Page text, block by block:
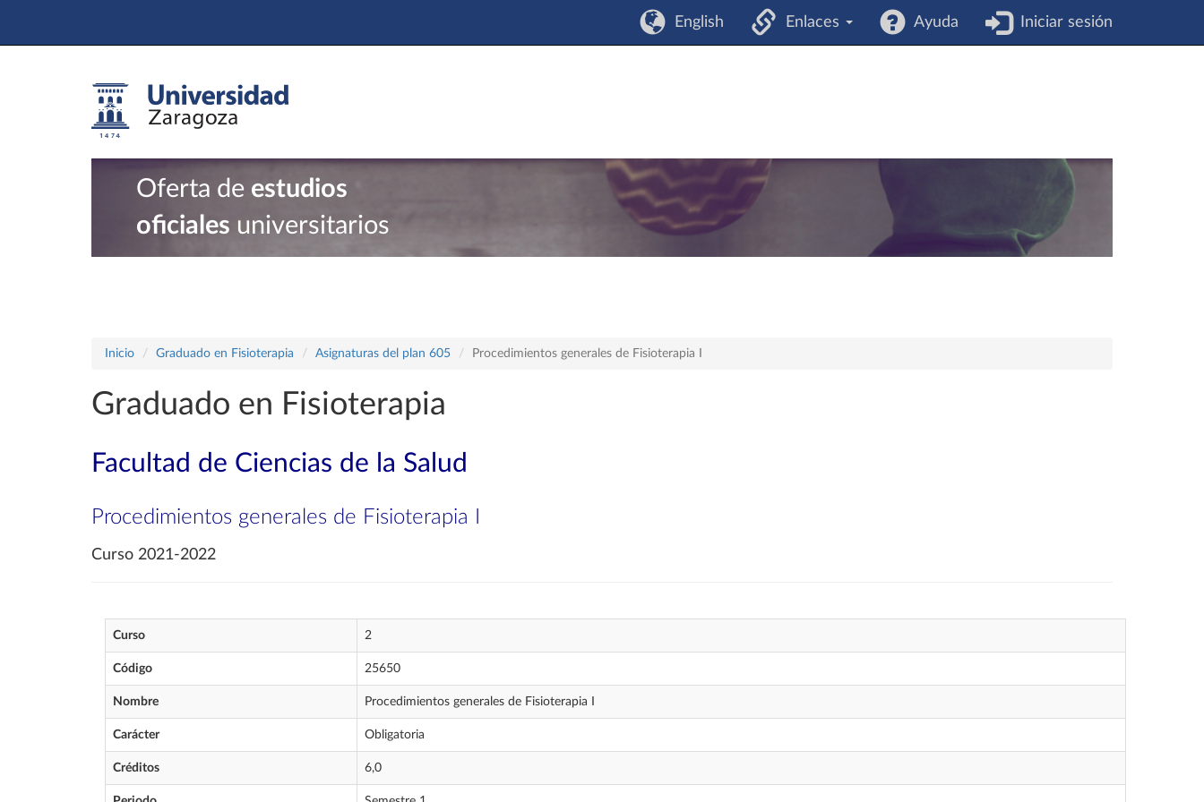
English Enlaces Ayuda Iniciar sesión
Oferta de estudios
oficiales universitarios
Inicio Graduado en Fisioterapia Asignaturas del plan 605 Procedimientos generales de Fisioterapia I
Graduado en Fisioterapia
Facultad de Ciencias de la Salud
Procedimientos generales de Fisioterapia I
Curso 2021-2022
Curso 2
Código 25650
Nombre Procedimientos generales de Fisioterapia I
Carácter Obligatoria
Créditos 6,0